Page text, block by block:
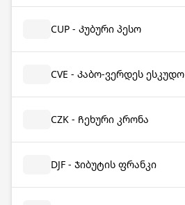
CUP - Კუბური პესო
CVE - Კაბო-ვერდეს ესკუდო
CZK - Ჩეხური კრონა
DJF - Ჯიბუტის ფრანკი